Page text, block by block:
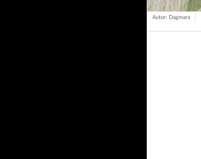
Autor: Dagmara